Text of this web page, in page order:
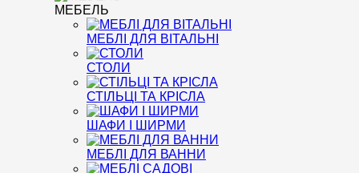
МЕБЕЛЬ
МЕБЛІ ДЛЯ ВІТАЛЬНІ
СТОЛИ
СТІЛЬЦІ ТА КРІСЛА
ШАФИ І ШИРМИ
МЕБЛІ ДЛЯ ВАННИ